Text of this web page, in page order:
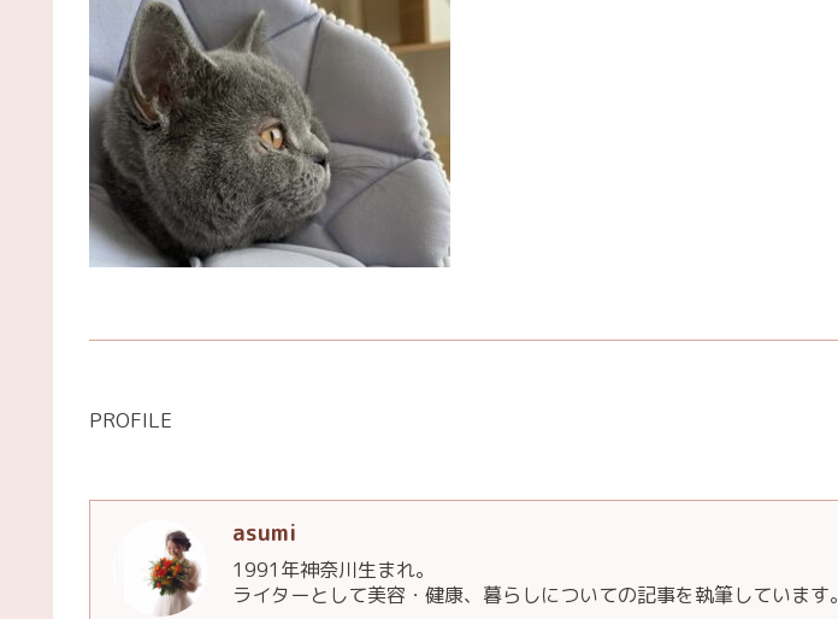
PROFILE
asumi
1991年神奈川生まれ。
ライターとして美容・健康、暮らしについての記事を執筆しています。